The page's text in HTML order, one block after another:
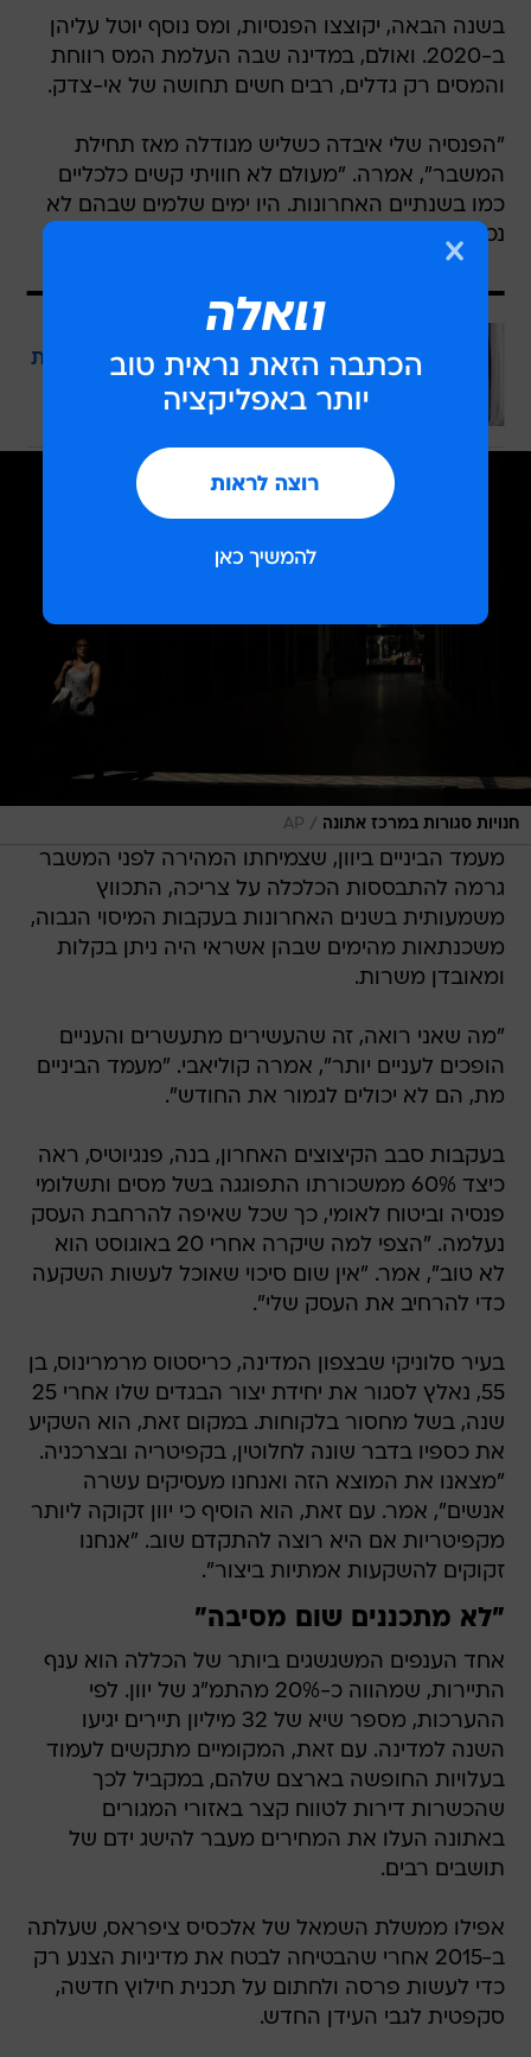
בשנה הבאה, יקוצצו הפנסיות, ומס נוסף יוטל עליהן
ב-2020. ואולם, במדינה שבה העלמת המס רווחת
והמסים רק גדלים, רבים חשים תחושה של אי-צדק.
"הפנסיה שלי איבדה כשליש מגודלה מאז תחילת
המשבר", אמרה. "מעולם לא חוויתי קשים כלכליים
כמו בשנתיים האחרונות. היו ימים שלמים שבהם לא
נכנס לקוח אחד".
עוד בוואלה
גיל המעבר: התקופה שמגיעה בלי הוראות
הפעלה
בשיתוף כללית
חנויות סגורות במרכז אתונה /
AP
מעמד הביניים ביוון, שצמיחתו המהירה לפני המשבר
גרמה להתבססות הכלכלה על צריכה, התכווץ
משמעותית בשנים האחרונות בעקבות המיסוי הגבוה,
משכנתאות מהימים שבהן אשראי היה ניתן בקלות
ומאובדן משרות.
"מה שאני רואה, זה שהעשירים מתעשרים והעניים
הופכים לעניים יותר", אמרה קוליאבי. "מעמד הביניים
מת, הם לא יכולים לגמור את החודש".
בעקבות סבב הקיצוצים האחרון, בנה, פנגיוטיס, ראה
כיצד 60% ממשכורתו התפוגגה בשל מסים ותשלומי
פנסיה וביטוח לאומי, כך שכל שאיפה להרחבת העסק
נעלמה. "הצפי למה שיקרה אחרי 20 באוגוסט הוא
לא טוב", אמר. "אין שום סיכוי שאוכל לעשות השקעה
כדי להרחיב את העסק שלי".
בעיר סלוניקי שבצפון המדינה, כריסטוס מרמרינוס, בן
55, נאלץ לסגור את יחידת יצור הבגדים שלו אחרי 25
שנה, בשל מחסור בלקוחות. במקום זאת, הוא השקיע
את כספיו בדבר שונה לחלוטין, בקפיטריה ובצרכניה.
"מצאנו את המוצא הזה ואנחנו מעסיקים עשרה
אנשים", אמר. עם זאת, הוא הוסיף כי יוון זקוקה ליותר
מקפיטריות אם היא רוצה להתקדם שוב. "אנחנו
זקוקים להשקעות אמתיות ביצור".
"לא מתכננים שום מסיבה"
אחד הענפים המשגשגים ביותר של הכללה הוא ענף
התיירות, שמהווה כ-20% מהתמ"ג של יוון. לפי
ההערכות, מספר שיא של 32 מיליון תיירים יגיעו
השנה למדינה. עם זאת, המקומיים מתקשים לעמוד
בעלויות החופשה בארצם שלהם, במקביל לכך
שהכשרות דירות לטווח קצר באזורי המגורים
באתונה העלו את המחירים מעבר להישג ידם של
תושבים רבים.
אפילו ממשלת השמאל של אלכסיס ציפראס, שעלתה
ב-2015 אחרי שהבטיחה לבטח את מדיניות הצנע רק
כדי לעשות פרסה ולחתום על תכנית חילוץ חדשה,
סקפטית לגבי העידן החדש.